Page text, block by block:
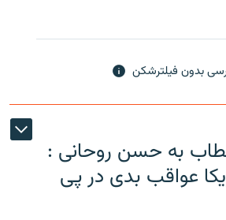
بدون فیلترشکن
به حسن روحانی :
عواقب بدی در پی